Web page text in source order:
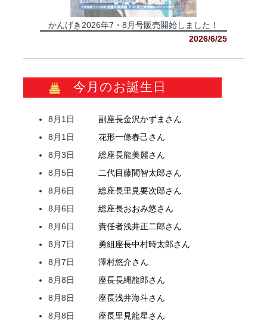
かんげき2026年7・8月号販売開始しました！
2026/6/25
今月のお誕生日
8月1日 副座長金沢かずま さん
8月1日
花形一條春己さん
8月3日
総座長龍美麗さん
8月5日
二代目藤間智太郎さん
8月6日
総座長里見要次郎さん
8月6日
総座長おおみ悠さん
8月6日
責任者浅井正二郎さん
8月7日
勇組座長中村時太郎さん
8月7日
澤村悠介さん
8月8日
座長長縄龍郎さん
8月8日
座長浅井海斗さん
8月8日
座長里見龍星さん